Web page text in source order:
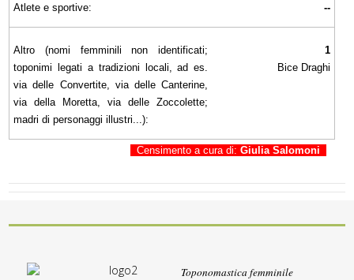
Atlete e sportive: --
Altro (nomi femminili non identificati;
toponimi legati a tradizioni locali, ad es.
via delle Convertite, via delle Canterine,
via della Moretta, via delle Zoccolette;
madri di personaggi illustri...):
1
Bice Draghi
Censimento a cura di: Giulia Salomoni
Toponomastica femminile